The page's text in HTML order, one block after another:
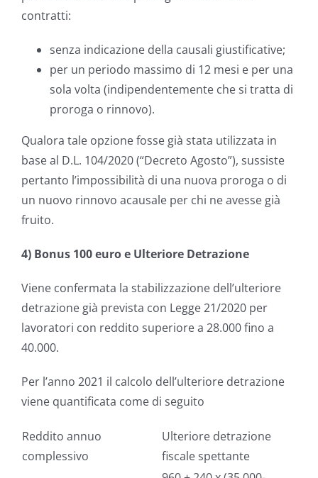
contratti:
senza indicazione della causali giustificative;
per un periodo massimo di 12 mesi e per una
sola volta (indipendentemente che si tratta di
proroga o rinnovo).
Qualora tale opzione fosse già stata utilizzata in
base al D.L. 104/2020 (“Decreto Agosto”), sussiste
pertanto l’impossibilità di una nuova proroga o di
un nuovo rinnovo acausale per chi ne avesse già
fruito.
4) Bonus 100 euro e Ulteriore Detrazione
Viene confermata la stabilizzazione dell’ulteriore
detrazione già prevista con Legge 21/2020 per
lavoratori con reddito superiore a 28.000 fino a
40.000.
Per l’anno 2021 il calcolo dell’ulteriore detrazione
viene quantificata come di seguito
Reddito annuo
complessivo
Ulteriore detrazione
fiscale spettante